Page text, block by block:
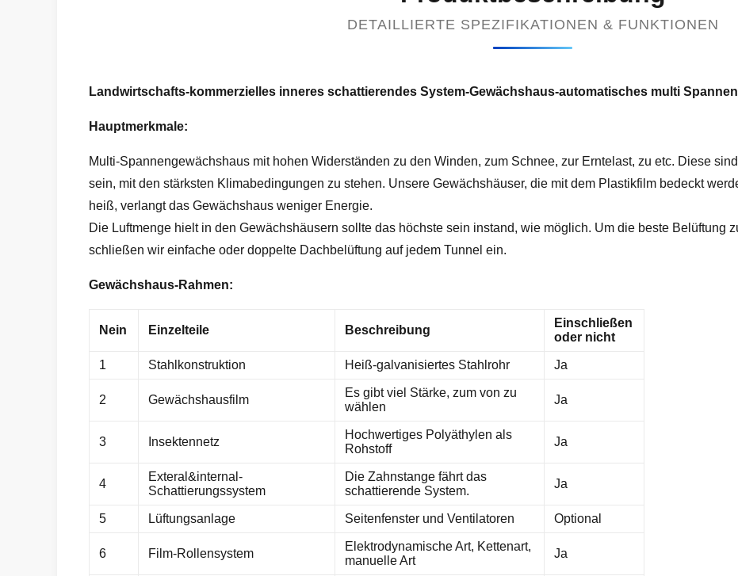
DETAILLIERTE SPEZIFIKATIONEN & FUNKTIONEN
Landwirtschafts-kommerzielles inneres schattierendes System-Gewächshaus-automatisches multi
Hauptmerkmale:
Multi-Spannengewächshaus mit hohen Widerständen zu den Winden, zum Schnee, zur Erntelast, zu etc. Diese
sein, mit den stärksten Klimabedingungen zu stehen. Unsere Gewächshäuser, die mit dem Plastikfilm bedeckt
heiß, verlangt das Gewächshaus weniger Energie.
Die Luftmenge hielt in den Gewächshäusern sollte das höchste sein instand, wie möglich. Um die beste Belüftung
schließen wir einfache oder doppelte Dachbelüftung auf jedem Tunnel ein.
Gewächshaus-Rahmen:
Nein Einzelteile Beschreibung
Einschließen
oder nicht
1 Stahlkonstruktion Heiß-galvanisiertes Stahlrohr Ja
2 Gewächshausfilm
Es gibt viel Stärke, zum von zu
wählen
Ja
3 Insektennetz
Hochwertiges Polyäthylen als
Rohstoff
Ja
4
Exteral&internal-
Schattierungssystem
Die Zahnstange fährt das
schattierende System.
Ja
5 Lüftungsanlage Seitenfenster und Ventilatoren Optional
6 Film-Rollensystem
Elektrodynamische Art, Kettenart,
manuelle Art
Ja